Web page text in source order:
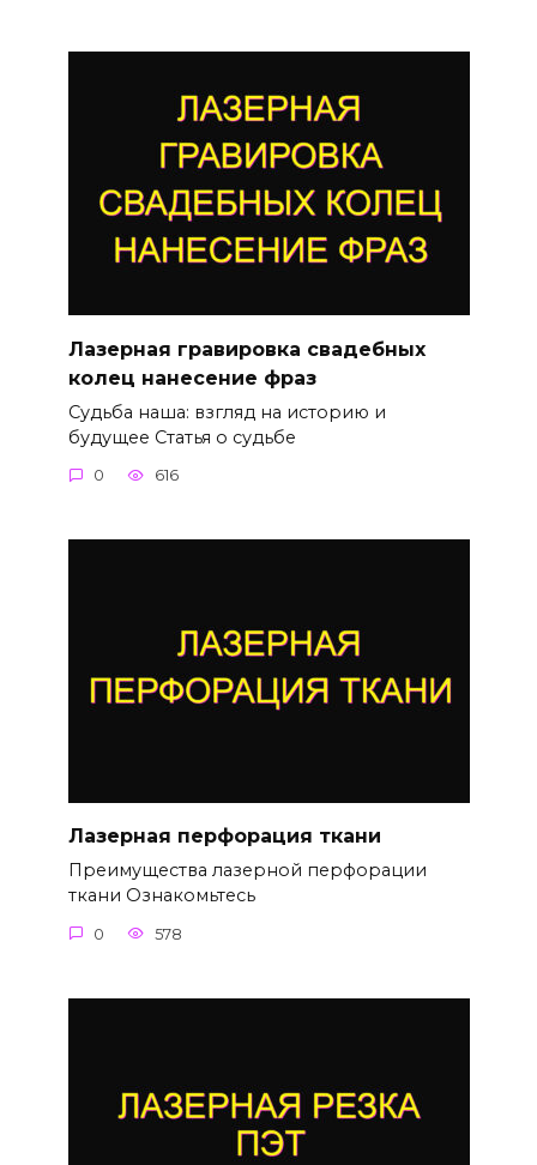
Лазерная гравировка свадебных
колец нанесение фраз
Судьба наша: взгляд на историю и
будущее Статья о судьбе
0 616
Лазерная перфорация ткани
Преимущества лазерной перфорации
ткани Ознакомьтесь
0 578